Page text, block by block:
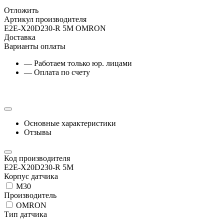
Отложить
Артикул производителя
E2E-X20D230-R 5M OMRON
Доставка
Варианты оплаты
— Работаем только юр. лицами
— Оплата по счету
Основные характеристики
Отзывы
Код производителя
E2E-X20D230-R 5M
Корпус датчика
М30
Производитель
OMRON
Тип датчика